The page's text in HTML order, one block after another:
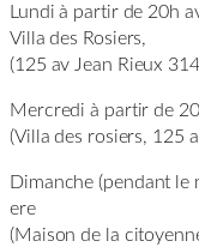
Lundi à partir de 20h
Villa des Rosiers,
(125 av Jean Rieux
Mercredi à partir de
(Villa des rosiers, 125
Dimanche (pendant le
ere
(Maison de la